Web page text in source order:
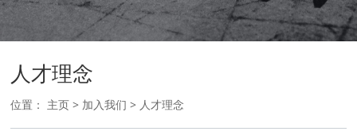
人才理念
位置： 主页 > 加入我们 > 人才理念